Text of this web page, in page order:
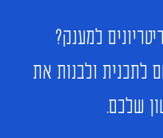
למענק?
לתכנית ולבנות את
שלכם.